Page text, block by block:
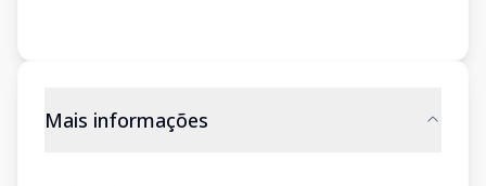
Mais informações